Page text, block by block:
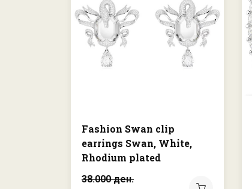
Fashion Swan clip
earrings Swan, White,
Rhodium plated
38.000 ден.